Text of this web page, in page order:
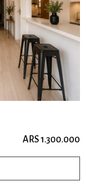
ARS 1.300.000